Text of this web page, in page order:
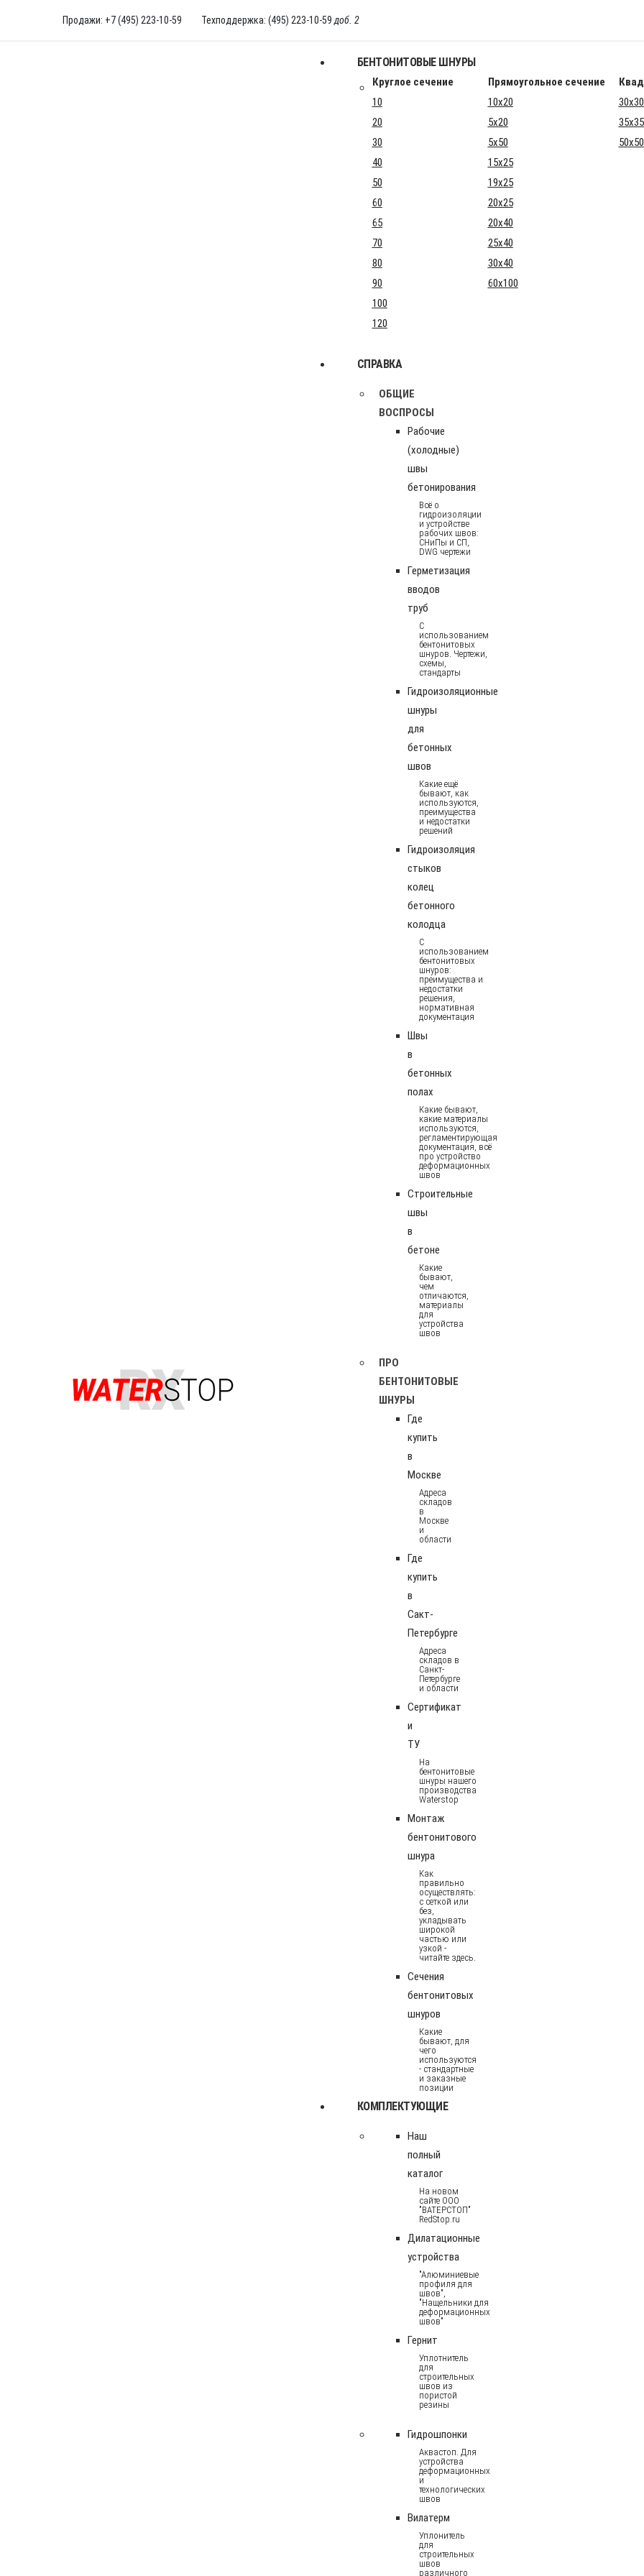
Продажи: +7 (495) 223-10-59 Техподдержка: (495) 223-10-59 доб. 2
БЕНТОНИТОВЫЕ ШНУРЫ
Круглое сечение Прямоугольное сечение
10
10x20
30x30
20
5x20
35x35
30
5x50
50x50
40
15x25
50
19x25
60
20x25
65
20x40
70
25x40
80
30x40
90
60x100
100
120
СПРАВКА
ОБЩИЕ
ВОСПРОСЫ
Рабочие
(холодные)
швы
бетонирования
Всё о
гидроизоляции
и устройстве
рабочих швов:
СНиПы и СП,
DWG чертежи
Герметизация
вводов
труб
С
использованием
бентонитовых
шнуров. Чертежи,
схемы,
стандарты
Гидроизоляционные
шнуры
для
бетонных
швов
Какие ещё
бывают, как
используются,
преимущества
и недостатки
решений
Гидроизоляция
стыков
колец
бетонного
колодца
С
использованием
бентонитовых
шнуров:
преимущества и
недостатки
решения,
нормативная
документация
Швы
в
бетонных
полах
Какие бывают,
какие материалы
используются,
регламентирующая
документация, всё
про устройство
деформационных
швов
Строительные
швы
в
бетоне
Какие
бывают,
чем
отличаются,
материалы
для
устройства
швов
ПРО
БЕНТОНИТОВЫЕ
ШНУРЫ
Где
купить
в
Москве
Адреса
складов
в
Москве
и
области
Где
купить
в
Сакт-
Петербурге
Адреса
складов в
Санкт-
Петербурге
и области
Сертификат
и
ТУ
На
бентонитовые
шнуры нашего
производства
Waterstop
Монтаж
бентонитового
шнура
Как
правильно
осуществлять:
с сеткой или
без,
укладывать
широкой
частью или
узкой -
читайте здесь.
Сечения
бентонитовых
шнуров
Какие
бывают, для
чего
используются
- стандартные
и заказные
позиции
КОМПЛЕКТУЮЩИЕ
Наш
полный
каталог
На новом
сайте ООО
"ВАТЕРСТОП"
RedStop.ru
Дилатационные
устройства
"Алюминиевые
профиля для
швов",
"Нащельники для
деформационных
швов"
Гернит
Уплотнитель
для
строительных
швов из
пористой
резины
Гидрошпонки
Аквастоп. Для
устройства
деформационных
и
технологических
швов
Вилатерм
Уплонитель
для
строительных
швов
различного